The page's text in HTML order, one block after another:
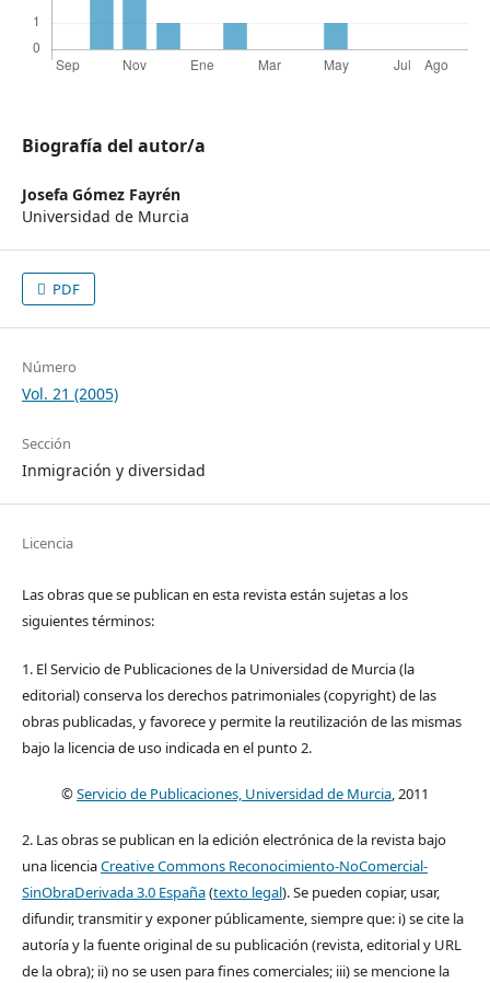
Biografía del autor/a
Josefa Gómez Fayrén
Universidad de Murcia
PDF
Número
Vol. 21 (2005)
Sección
Inmigración y diversidad
Licencia
Las obras que se publican en esta revista están sujetas a los
siguientes términos:
1. El Servicio de Publicaciones de la Universidad de Murcia (la
editorial) conserva los derechos patrimoniales (copyright) de las
obras publicadas, y favorece y permite la reutilización de las mismas
bajo la licencia de uso indicada en el punto 2.
©Servicio de Publicaciones, Universidad de Murcia, 2011
2. Las obras se publican en la edición electrónica de la revista bajo
una licenciaCreative Commons Reconocimiento-NoComercial-
SinObraDerivada 3.0 España(texto legal). Se pueden copiar, usar,
difundir, transmitir y exponer públicamente, siempre que: i) se cite la
autoría y la fuente original de su publicación (revista, editorial y URL
de la obra); ii) no se usen para fines comerciales; iii) se mencione la